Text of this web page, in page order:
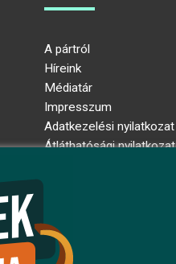
A pártról
Híreink
Médiatár
Impresszum
Adatkezelési nyilatkozat
Átláthatósági nyilatkozat